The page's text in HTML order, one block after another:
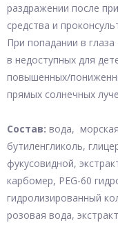
раздражении после
средства и
При попадании в
в недоступных для
повышенных/
прямых солнечных
Состав: вода,
бутиленгликоль,
фукусовидной,
карбомер, PEG-60
гидролизированный
розовая вода,